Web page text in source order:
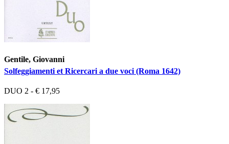
Gentile, Giovanni
Solfeggiamenti et Ricercari a due voci (Roma 1642)
DUO 2 - € 17,95